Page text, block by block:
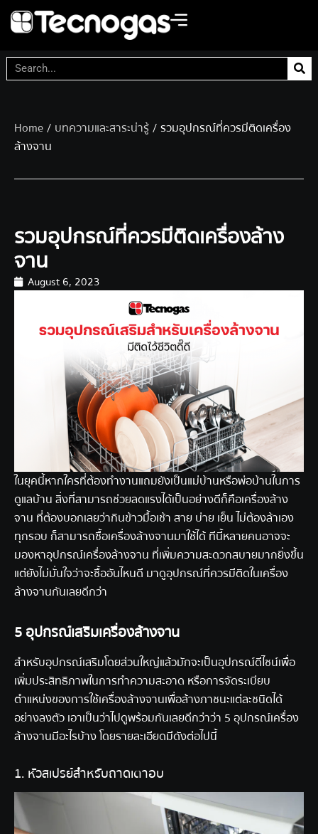
Home/ บทความและสาระน่ารู้/ รวมอุปกรณ์ที่ควรมีติดเครื่อง
ล้างจาน
รวมอุปกรณ์ที่ควรมีติดเครื่องล้าง
จาน
August 6, 2023
ในยุคนี้หากใครที่ต้องทำงานแถมยังเป็นแม่บ้านหรือพ่อบ้านในการ
ดูแลบ้าน สิ่งที่สามารถช่วยลดแรงได้เป็นอย่างดีก็คือเครื่องล้าง
จาน ที่ต้องบอกเลยว่ากินข้าวมื้อเช้า สาย บ่าย เย็น ไม่ต้องล้าเอง
ทุกรอบ ก็สามารถซื้อเครื่องล้างจานมาใช้ได้ ทีนี้หลายคนอาจจะ
มองหาอุปกรณ์เครื่องล้างจาน ที่เพิ่มความสะดวกสบายมากยิ่งขึ้น
แต่ยังไม่มั่นใจว่าจะซื้ออันไหนดี มาดูอุปกรณ์ที่ควรมีติดในเครื่อง
ล้างจานกันเลยดีกว่า
5 อุปกรณ์เสริมเครื่องล้างจาน
สำหรับอุปกรณ์เสริมโดยส่วนใหญ่แล้วมักจะเป็นอุปกรณ์ดีไซน์เพื่อ
เพิ่มประสิทธิภาพในการทำความสะอาด หรือการจัดระเบียบ
ตำแหน่งของการใช้เครื่องล้างจานเพื่อล้างภาชนะแต่ละชนิดได้
อย่างลงตัว เอาเป็นว่าไปดูพร้อมกันเลยดีกว่าว่า 5อุปกรณ์เครื่อง
ล้างจานมีอะไรบ้าง โดยรายละเอียดมีดังต่อไปนี้
1. หัวสเปรย์สำหรับถาดเตาอบ